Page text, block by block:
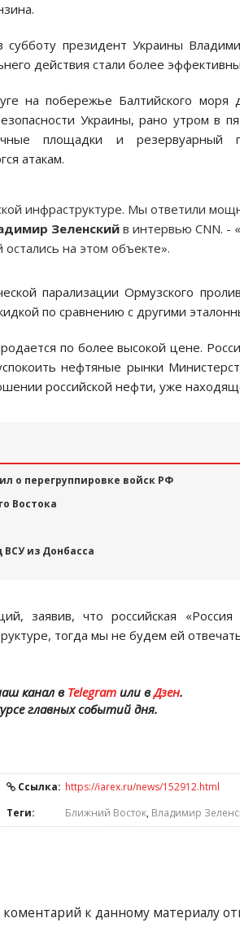
президент Украины
действия стали более
на побережье Балтийского моря
Украины, рано утром в
площадки и
атакам.
инфраструктуре. Мы ответили
Зеленский в интервью CNN. -
на этом объекте».
парализации Ормузского
по сравнению с другими
по более высокой цене.
нефтяные рынки
российской нефти, уже
о перегруппировке войск РФ
Востока
из Донбасса
заявив, что российская
тогда мы не будем ей
канал в Telegramили вДзен.
главных событий дня.
Ссылка: https://iarex.ru/news/152912.html
Теги: Ближний Восток, Владимир
к данному материалу